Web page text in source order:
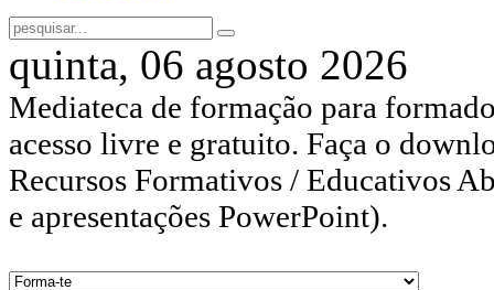
quinta, 06 agosto 2026
Mediateca de formação para
acesso livre e gratuito. Faça o
Recursos Formativos / Educativos
e apresentações PowerPoint).